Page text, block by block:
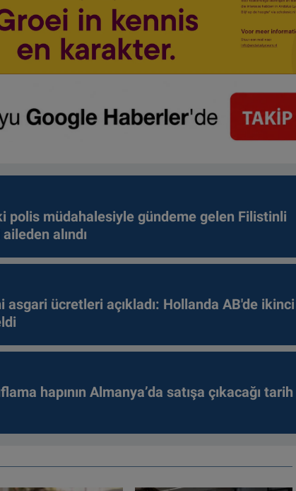
polis müdahalesiyle gündeme gelen Filistinli
alındı
asgari ücretleri açıkladı: Hollanda AB'de ikinci
hapının Almanya’da satışa çıkacağı tarih